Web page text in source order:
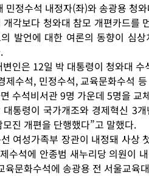
정수석 내정자(좌)와 송광용 청
각보다 청와대 참모 개편카드를
발언에 대한 여론의 동향이 심
인은 12일 박 대통령이 청와대
제수석, 민정수석, 교육문화수석
수석비서관 9명 가운데 5명을 교
통령이 국가개조와 경제혁신 3
진 개편을 단행했다”고 말했다.
여성가족부 장관이 내정돼 사상
수석에 안종범 새누리당 의원이
육문화수석에 송광용 전 서울교육